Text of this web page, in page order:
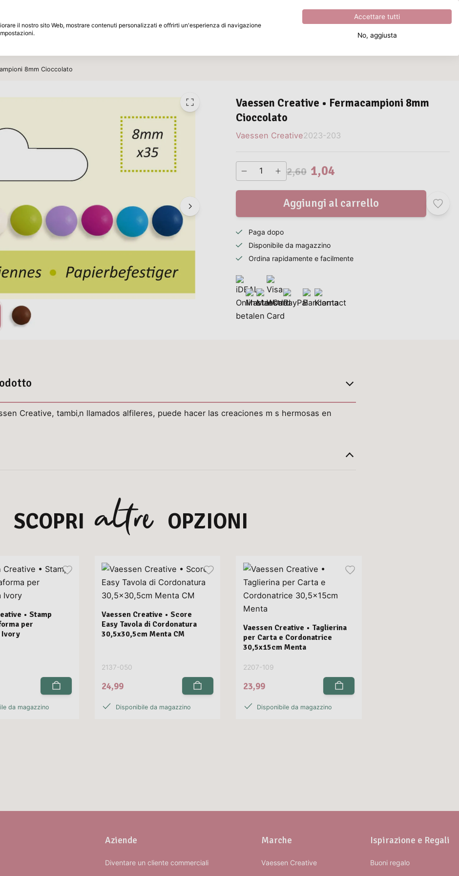
Eccezionale 4.8su5
8mm Cioccolato
Vaessen Creative • Fermacampioni 8mm
Cioccolato
Vaessen Creative2023-203
2,60 1,04
Aggiungi al carrello
Paga dopo
Disponibile da magazzino
Ordina rapidamente e facilmente
Creative, tambi‚n llamados alfileres, puede hacer las creaciones m s hermosas en
SCOPRI altre OPZIONI
• Stamp
per
Ivory
da magazzino
Vaessen Creative • Score
Easy Tavola di Cordonatura
30,5x30,5cm Menta CM
2137-050
24,99
Disponibile da magazzino
Vaessen Creative • Taglierina
per Carta e Cordonatrice
30,5x15cm Menta
2207-109
23,99
Disponibile da magazzino
Aziende
Diventare un cliente commerciali
Marche
Vaessen Creative
Ispirazione e Regali
Buoni regalo
il nostro sito Web, mostrare contenuti personalizzati e offrirti un'esperienza di navigazione
Accettare tutti
No, aggiusta